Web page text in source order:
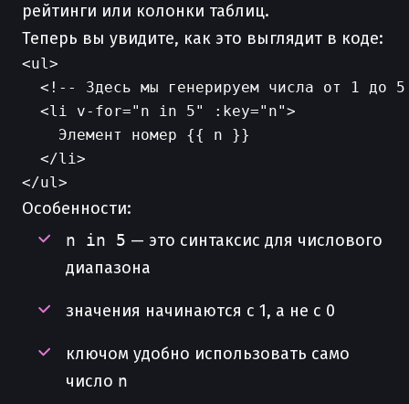
рейтинги или колонки таблиц.
Теперь вы увидите, как это выглядит в коде:
<ul>
<!-- Здесь мы генерируем числа от 1 до 5
  <li v-for="n in 5" :key="n">
    Элемент номер {{ n }}
  </li>
Особенности:
n in 5 — это синтаксис для числового
диапазона
значения начинаются с 1, а не с 0
ключом удобно использовать само
число n